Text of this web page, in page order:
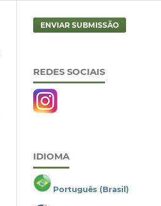
ENVIAR SUBMISSÃO
REDES SOCIAIS
IDIOMA
Português (Brasil)